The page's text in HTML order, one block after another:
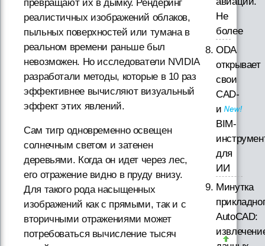
превращают их в дымку. Рендеринг
реалистичных изображений облаков,
пыльных поверхностей или тумана в
реальном времени раньше был
невозможен. Но исследователи NVIDIA
разработали методы, которые в 10 раз
эффективнее вычисляют визуальный
эффект этих явлений.
Сам тигр одновременно освещен
солнечным светом и затенен
деревьями. Когда он идет через лес,
его отражение видно в пруду внизу.
Для такого рода насыщенных
изображений как с прямыми, так и с
вторичными отражениями может
потребоваться вычисление тысяч
Не
более
ODA
открывает
свои
CAD-
и
BIM-
для
ИИ
Минутка
AutoCAD: